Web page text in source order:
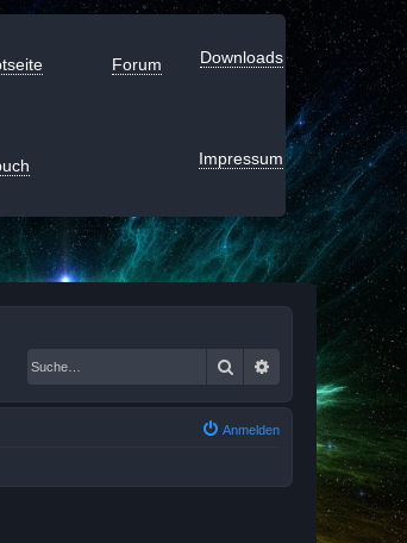
Forum Downloads
Impressum
Suche Erweiterte Suche
Anmelden